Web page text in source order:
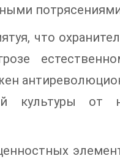
что
культуры от